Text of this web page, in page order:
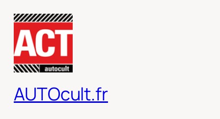
contenu
AUTOcult.fr